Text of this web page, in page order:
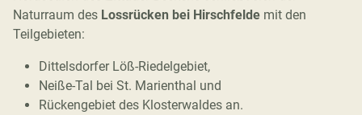
Naturraum des Lossrücken bei Hirschfelde mit den
Teilgebieten:
Dittelsdorfer Löß-Riedelgebiet,
Neiße-Tal bei St. Marienthal und
Rückengebiet des Klosterwaldes an.